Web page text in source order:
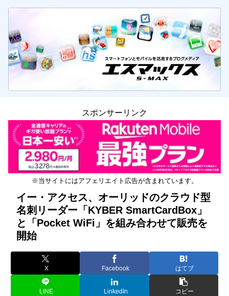
スポンサーリンク
※当サイトにはアフェリエイト広告が含まれています。
イー・アクセス、オーリッドのクラウド型
名刺リーダー「KYBER SmartCardBox」
と「Pocket WiFi」を組み合わせて販売を
開始
X Facebook はてブ
LINE LinkedIn コピー